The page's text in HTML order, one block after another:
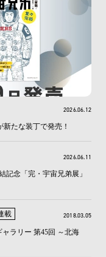
たな装丁で発売！
2026.06.12
記念「完・宇宙兄弟展」
2026.06.11
ラリー 第45回 ～北海
載 2018.03.05